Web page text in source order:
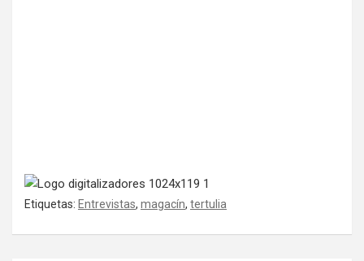
Etiquetas: Entrevistas, magacín, tertulia